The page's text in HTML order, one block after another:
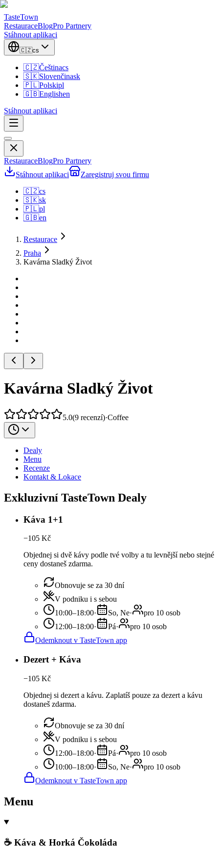
TasteTown
RestauraceBlogPro Partnery
Stáhnout aplikaci
🇨🇿cs
🇨🇿Češtinacs
🇸🇰Slovenčinask
🇵🇱Polskipl
🇬🇧Englishen
Stáhnout aplikaci
RestauraceBlogPro Partnery
Stáhnout aplikaci
Zaregistruj svou firmu
🇨🇿cs
🇸🇰sk
🇵🇱pl
🇬🇧en
Restaurace
Praha
Kavárna Sladký Život
Kavárna Sladký Život
5.0(9 recenzí)·Coffee
Dealy
Menu
Recenze
Kontakt & Lokace
Exkluzivní TasteTown Dealy
Káva 1+1
−105 Kč
Objednej si dvě kávy podle tvé volby a tu levnější nebo stejné
ceny dostaneš zdarma.
Obnovuje se za 30 dní
V podniku i s sebou
10:00–18:00· So, Ne·
pro 10 osob
12:00–18:00· Pá·
pro 10 osob
Odemknout v TasteTown app
Dezert + Káva
−105 Kč
Objednej si dezert a kávu. Zaplatíš pouze za dezert a kávu
dostaneš zdarma.
Obnovuje se za 30 dní
V podniku i s sebou
12:00–18:00· Pá·
pro 10 osob
10:00–18:00· So, Ne·
pro 10 osob
Odemknout v TasteTown app
Menu
☕ Káva & Horká Čokoláda